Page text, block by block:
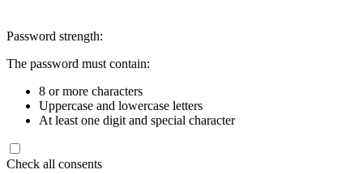
Password strength:
The password must contain:
8 or more characters
Uppercase and lowercase letters
At least one digit and special character
Check all consents